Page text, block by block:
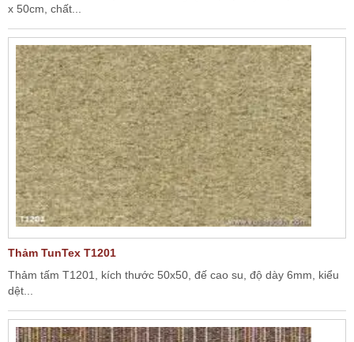
x 50cm, chất...
Thảm TunTex T1201
Thảm tấm T1201, kích thước 50x50, đế cao su, độ dày 6mm, kiểu
dệt...